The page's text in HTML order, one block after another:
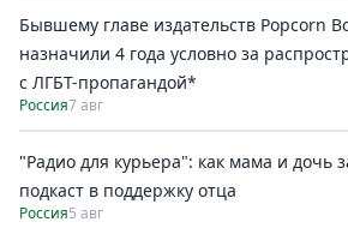
Бывшему главе издательств Popcorn
назначили 4 года условно за
с ЛГБТ-пропагандой*
Россия7 авг
"Радио для курьера": как мама и дочь
подкаст в поддержку отца
Россия5 авг